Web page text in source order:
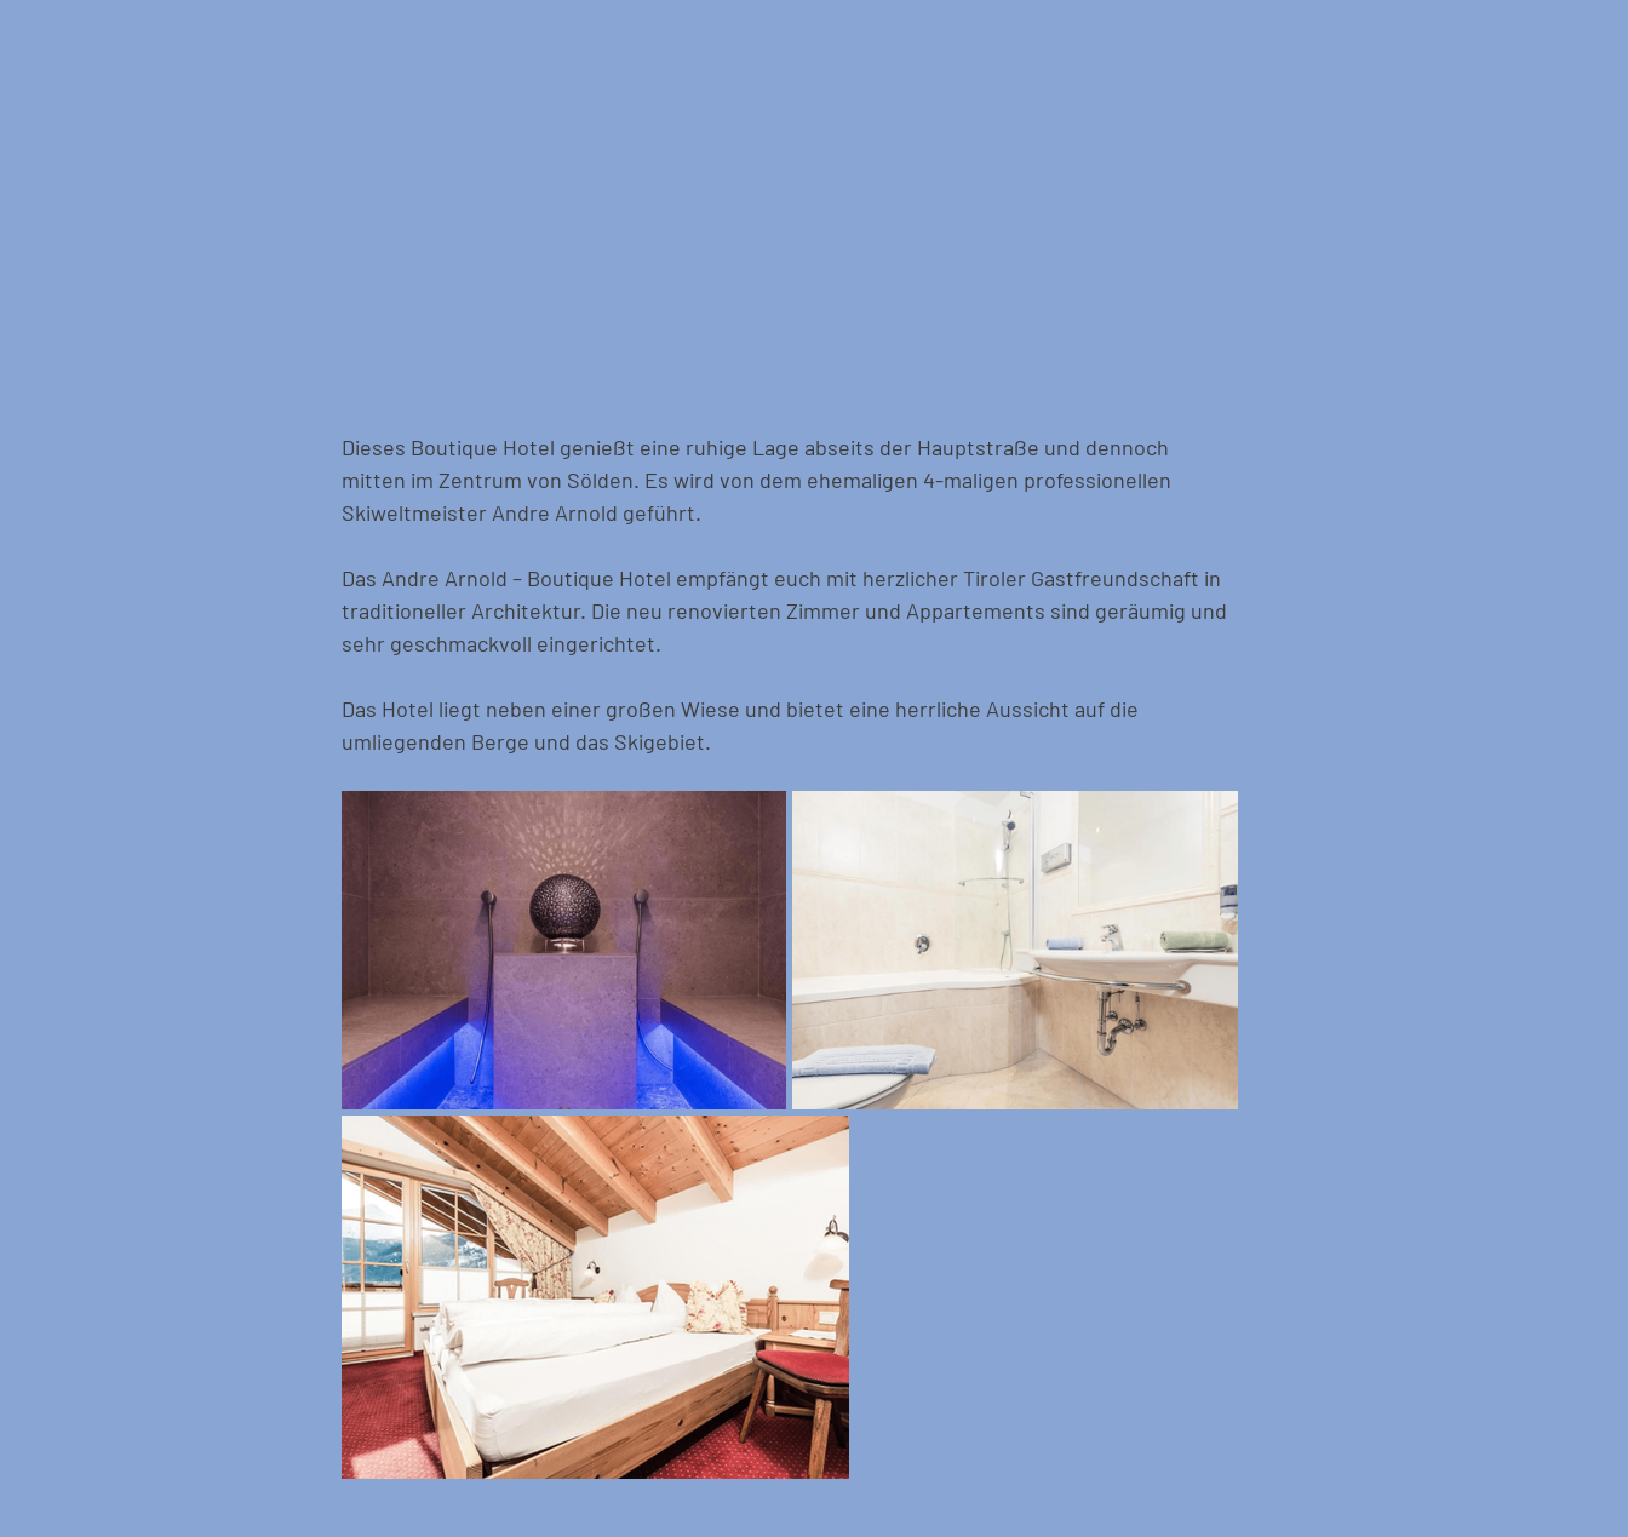
Dieses Boutique Hotel genießt eine ruhige Lage abseits der Hauptstraße und dennoch
mitten im Zentrum von Sölden. Es wird von dem ehemaligen 4-maligen professionellen
Skiweltmeister Andre Arnold geführt.
Das Andre Arnold – Boutique Hotel empfängt euch mit herzlicher Tiroler Gastfreundschaft in
traditioneller Architektur. Die neu renovierten Zimmer und Appartements sind geräumig und
sehr geschmackvoll eingerichtet.
Das Hotel liegt neben einer großen Wiese und bietet eine herrliche Aussicht auf die
umliegenden Berge und das Skigebiet.